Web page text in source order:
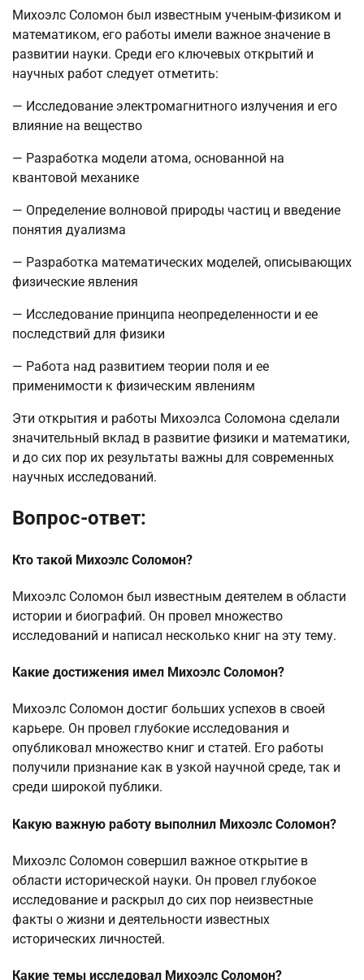
Михоэлс Соломон был известным ученым-физиком и
математиком, его работы имели важное значение в
развитии науки. Среди его ключевых открытий и
научных работ следует отметить:
— Исследование электромагнитного излучения и его
влияние на вещество
— Разработка модели атома, основанной на
квантовой механике
— Определение волновой природы частиц и введение
понятия дуализма
— Разработка математических моделей, описывающих
физические явления
— Исследование принципа неопределенности и ее
последствий для физики
— Работа над развитием теории поля и ее
применимости к физическим явлениям
Эти открытия и работы Михоэлса Соломона сделали
значительный вклад в развитие физики и математики,
и до сих пор их результаты важны для современных
научных исследований.
Вопрос-ответ:
Кто такой Михоэлс Соломон?
Михоэлс Соломон был известным деятелем в области
истории и биографий. Он провел множество
исследований и написал несколько книг на эту тему.
Какие достижения имел Михоэлс Соломон?
Михоэлс Соломон достиг больших успехов в своей
карьере. Он провел глубокие исследования и
опубликовал множество книг и статей. Его работы
получили признание как в узкой научной среде, так и
среди широкой публики.
Какую важную работу выполнил Михоэлс Соломон?
Михоэлс Соломон совершил важное открытие в
области исторической науки. Он провел глубокое
исследование и раскрыл до сих пор неизвестные
факты о жизни и деятельности известных
исторических личностей.
Какие темы исследовал Михоэлс Соломон?